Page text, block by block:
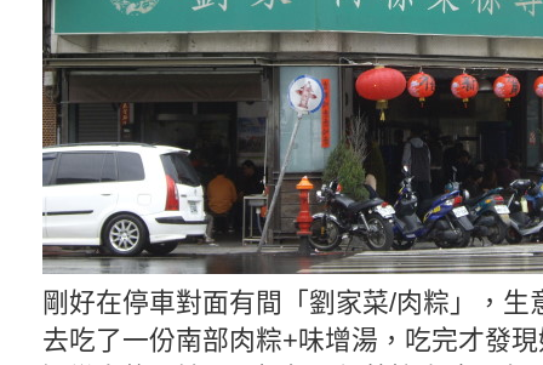
剛好在停車對面有間「劉家菜/肉粽」，生
去吃了一份南部肉粽+味增湯，吃完才發